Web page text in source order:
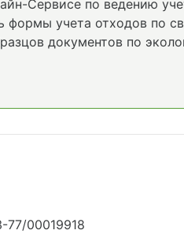
Сервисе по ведению
формы учета отходов по
документов по
77/00019918